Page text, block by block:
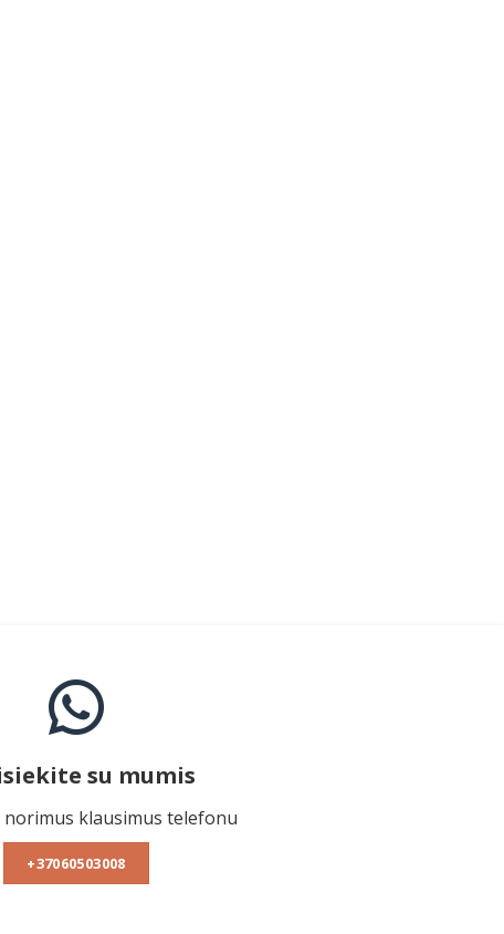
su mumis
klausimus telefonu
+37060503008